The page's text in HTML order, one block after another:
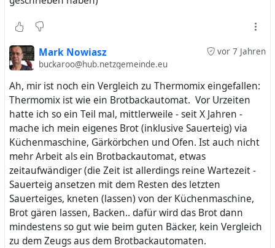
vor 7 Jahren
Mark Nowiasz
buckaroo@hub.netzgemeinde.eu
Ah, mir ist noch ein Vergleich zu Thermomix eingefallen:
Thermomix ist wie ein Brotbackautomat. Vor Urzeiten
hatte ich so ein Teil mal, mittlerweile - seit X Jahren -
mache ich mein eigenes Brot (inklusive Sauerteig) via
Küchenmaschine, Gärkörbchen und Ofen. Ist auch nicht
mehr Arbeit als ein Brotbackautomat, etwas
zeitaufwändiger (die Zeit ist allerdings reine Wartezeit -
Sauerteig ansetzen mit dem Resten des letzten
Sauerteiges, kneten (lassen) von der Küchenmaschine,
Brot gären lassen, Backen.. dafür wird das Brot dann
mindestens so gut wie beim guten Bäcker, kein Vergleich
zu dem Zeugs aus dem Brotbackautomaten.